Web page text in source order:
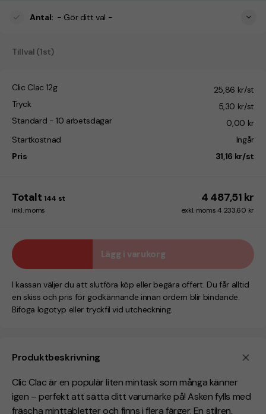
Produktbeskrivning
Clic Clac är en populär liten mintask som många känner
igen – perfekt att sätta ditt varumärke på! Asken fylls med
fräscha minttabletter och finns i flera färger. En stilren,
Antal: - Gör ditt val -
Tillval (1st)
Clic Clac 12g
25,86 kr/st
Tryck
5,30 kr/st
Standard - 10 arbetsdagar
0,00 kr
Startkostnad
Ingår
Pris
31,16 kr/st
Totalt 144 st 4 487,51 kr
inkl. moms exkl. moms 4 233,60 kr
Lägg i varukorg
I kassan väljer du att slutföra köp eller begära offert. Du får alltid
en skiss och pris för godkännande innan ordern blir bindande.
Bifoga logotyp eller tryckfil vid utcheckning.